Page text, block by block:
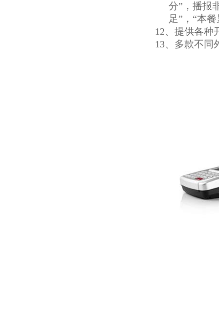
分”，播报
足”，“本
12、提供各种
13、多款不同